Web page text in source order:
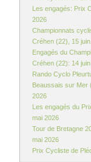
Les engagés: Prix
2026
Championnats
Créhen (22), 15 juin.
Engagés du
Créhen (22): 14
Rando Cyclo
Beaussais sur Mer
2026
Les engagés du
mai 2026
Tour de Bretagne
mai 2026
Prix Cycliste de